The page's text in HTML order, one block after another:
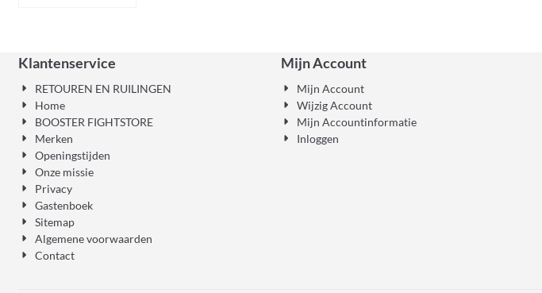
Klantenservice
RETOUREN EN RUILINGEN
Home
BOOSTER FIGHTSTORE
Merken
Openingstijden
Onze missie
Privacy
Gastenboek
Sitemap
Algemene voorwaarden
Contact
Mijn Account
Mijn Account
Wijzig Account
Mijn Accountinformatie
Inloggen